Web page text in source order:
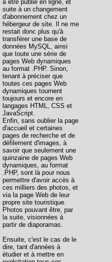
à être publié en ligne, et
suite à un changement
d'abonnement chez un
hébergeur de site. Il ne me
restait donc plus qu'à
transférer une base de
données MySQL, ainsi
que toute une série de
pages Web dynamiques
au format .PHP. Sinon,
tenant à préciser que
toutes ces pages Web
dynamiques tournent
toujours et encore en
langages HTML, CSS et
JavaScript.
Enfin, sans oublier la page
d'accueil et certaines
pages de recherche et de
défilement d'images, à
savoir que seulement une
quinzaine de pages Web
dynamiques, au format
.PHP, sont là pour nous
permettre d'avoir accès à
ces milliers des photos, et
via la page Web de leur
propre site touristique.
Photos pouvant être, par
la suite, visionnées à
partir de diaporamas.
Ensuite, c'est le cas de le
dire, tant d'années à
étudier et à mettre en